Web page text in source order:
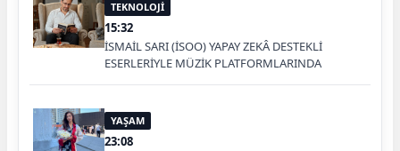
TEKNOLOJİ
15:32
İSMAİL SARI (İSOO) YAPAY ZEKÂ DESTEKLİ
ESERLERİYLE MÜZİK PLATFORMLARINDA
YAŞAM
23:08